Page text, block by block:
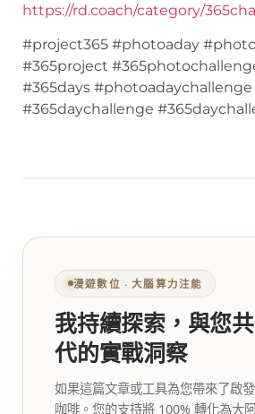
https://rd.coach/category/
#project365 #photoaday
#365project
#365days #photoadaychallenge
#365daychallenge
漫遊數位 ‧ 大腦算力注能
我持續探索，與您
代的實戰洞察
如果這篇文章或工具為您帶來了啟
咖啡。您的支持將 100% 轉化為大